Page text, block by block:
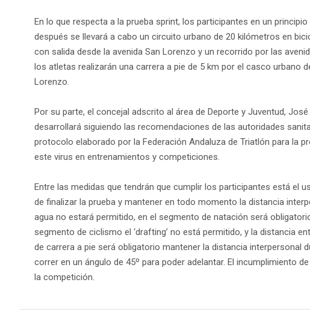
En lo que respecta a la prueba sprint, los participantes en un
después se llevará a cabo un circuito urbano de 20 kilómetros en
con salida desde la avenida San Lorenzo y un recorrido por las
los atletas realizarán una carrera a pie de 5 km por el casco urbano
Lorenzo.
Por su parte, el concejal adscrito al área de Deporte y Juventud,
desarrollará siguiendo las recomendaciones de las autoridades
protocolo elaborado por la Federación Andaluza de Triatlón para la
este virus en entrenamientos y competiciones.
Entre las medidas que tendrán que cumplir los participantes está el
de finalizar la prueba y mantener en todo momento la distancia
agua no estará permitido, en el segmento de natación será
segmento de ciclismo el ‘drafting’ no está permitido, y la distancia
de carrera a pie será obligatorio mantener la distancia interpersonal
correr en un ángulo de 45º para poder adelantar. El incumplimiento
la competición.